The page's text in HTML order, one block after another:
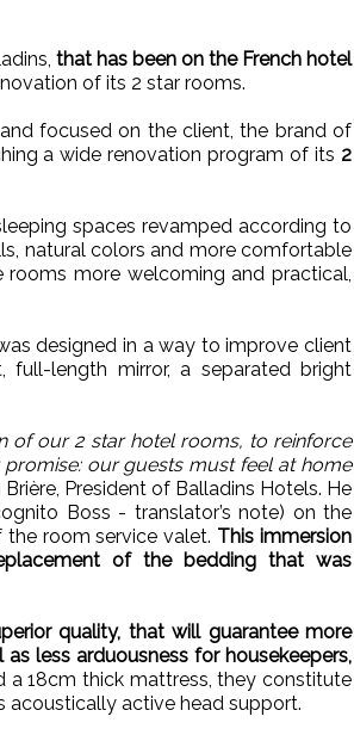
that has been on the French hotel
of its 2 star rooms.
focused on the client, the brand of
a wide renovation program of its 2
spaces revamped according to
natural colors and more comfortable
more welcoming and practical,
designed in a way to improve client
full-length mirror, a separated bright
of our 2 star hotel rooms, to reinforce
our guests must feel at home
President of Balladins Hotels. He
Boss - translator’s note) on the
room service valet. This immersion
of the bedding that was
quality, that will guarantee more
less arduousness for housekeepers,
a 18cm thick mattress, they constitute
acoustically active head support.